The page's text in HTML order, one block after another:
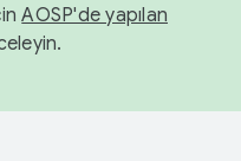
AOSP'de yapılan